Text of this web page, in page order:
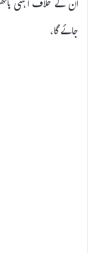
ان کے خلاف آہنی
جائے گا،